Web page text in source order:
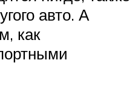
авто. А
как